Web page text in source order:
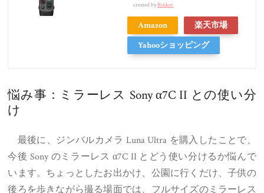
created byRinker
Amazon
楽天市場
Yahooショッピング
悩み事：ミラーレス Sony α7C II との使い分
け
最後に、ジンバルカメラ Luna Ultra を購入したことで、
今後 Sony のミラーレス α7C II とどう使い分けるか悩んで
います。ちょっとしたお出かけ、公園に行くだけ、子供の
後ろを歩きながら撮る場面では、フルサイズのミラーレス